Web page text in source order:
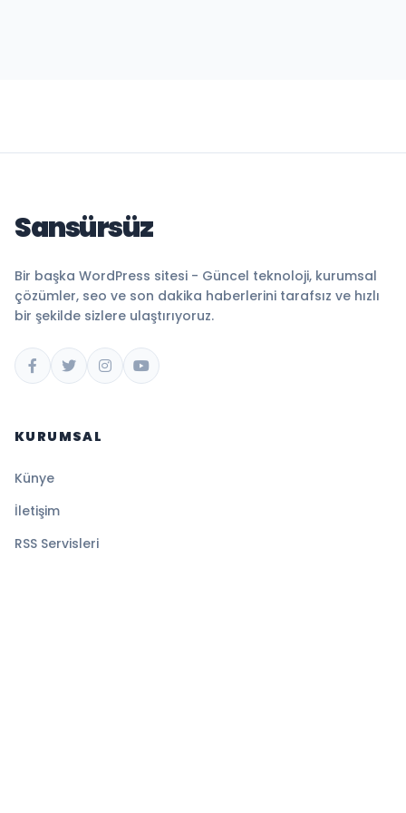
Sansürsüz
Bir başka WordPress sitesi - Güncel teknoloji, kurumsal
çözümler, seo ve son dakika haberlerini tarafsız ve hızlı
bir şekilde sizlere ulaştırıyoruz.
KURUMSAL
Künye
İletişim
RSS Servisleri